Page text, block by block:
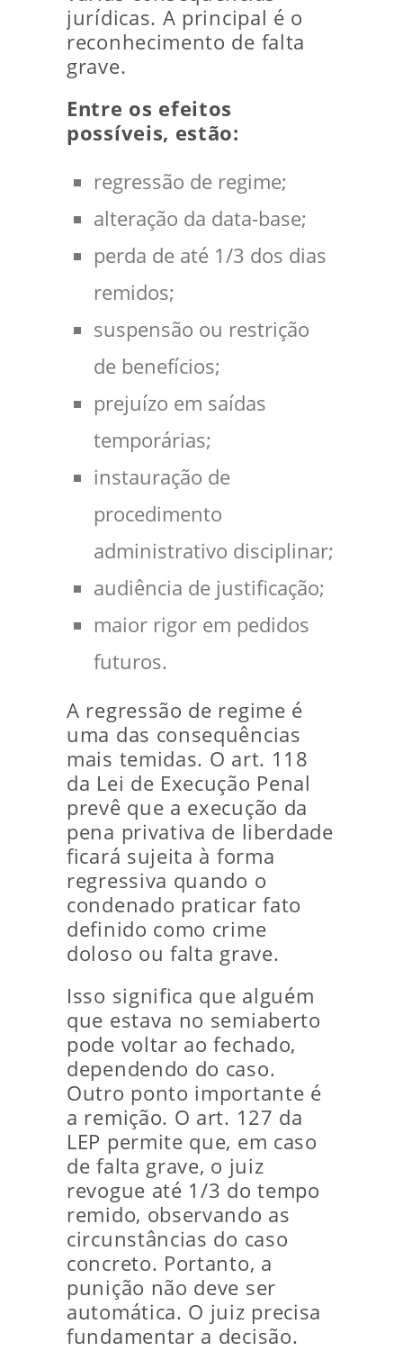
jurídicas. A principal é o
reconhecimento de falta
grave.
Entre os efeitos
possíveis, estão:
regressão de regime;
alteração da data-base;
perda de até 1/3 dos dias
remidos;
suspensão ou restrição
de benefícios;
prejuízo em saídas
temporárias;
instauração de
procedimento
administrativo disciplinar;
audiência de justificação;
maior rigor em pedidos
futuros.
A regressão de regime é
uma das consequências
mais temidas. O art. 118
da Lei de Execução Penal
prevê que a execução da
pena privativa de liberdade
ficará sujeita à forma
regressiva quando o
condenado praticar fato
definido como crime
doloso ou falta grave.
Isso significa que alguém
que estava no semiaberto
pode voltar ao fechado,
dependendo do caso.
Outro ponto importante é
a remição. O art. 127 da
LEP permite que, em caso
de falta grave, o juiz
revogue até 1/3 do tempo
remido, observando as
circunstâncias do caso
concreto. Portanto, a
punição não deve ser
automática. O juiz precisa
fundamentar a decisão.